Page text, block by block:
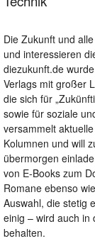
Die Zukunft und
und interessieren
diezukunft.de
Verlags mit großer
die sich für
sowie für soziale
versammelt
Kolumnen und will
übermorgen
von E-Books zum
Romane ebenso
Auswahl, die stetig
einig – wird auch in
behalten.